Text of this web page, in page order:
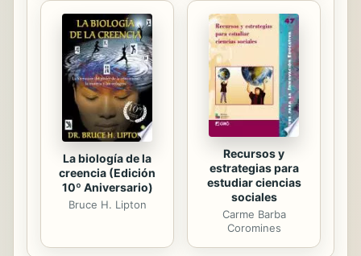
La biología de la
creencia (Edición
10º Aniversario)
Bruce H. Lipton
Recursos y
estrategias para
estudiar ciencias
sociales
Carme Barba
Coromines